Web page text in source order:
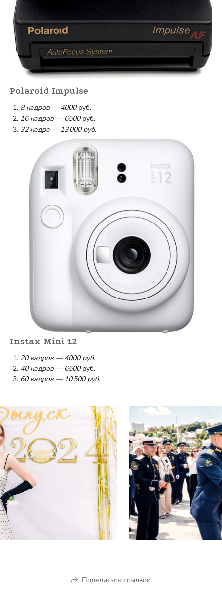
Polaroid Impulse
8 кадров — 4000руб.
16 кадров — 6500руб.
32 кадра — 13 000 руб.
Instax Mini 12
20 кадров — 4000 руб.
40 кадров — 6500руб.
60 кадров — 10 500 руб.
Поделиться ссылкой